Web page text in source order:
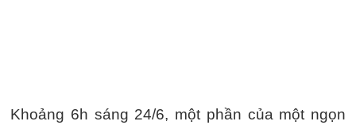
Khoảng 6h sáng 24/6, một phần của một ngọn